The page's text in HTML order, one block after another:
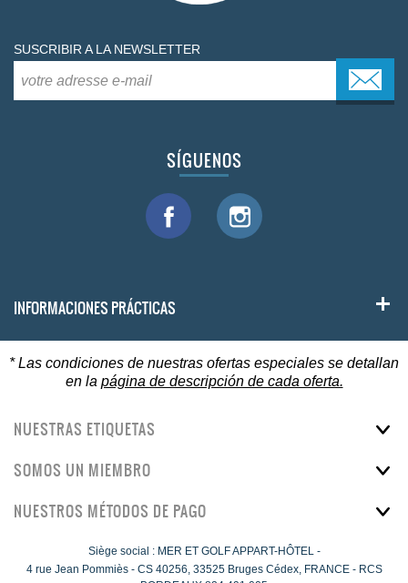
SUSCRIBIR A LA NEWSLETTER
SÍGUENOS
INFORMACIONES PRÁCTICAS
* Las condiciones de nuestras ofertas especiales se detallan
en la página de descripción de cada oferta.
NUESTRAS ETIQUETAS
SOMOS UN MIEMBRO
NUESTROS MÉTODOS DE PAGO
Siège social : MER ET GOLF APPART-HÔTEL -
4 rue Jean Pommiès- CS 40256, 33525 Bruges Cédex, FRANCE - RCS